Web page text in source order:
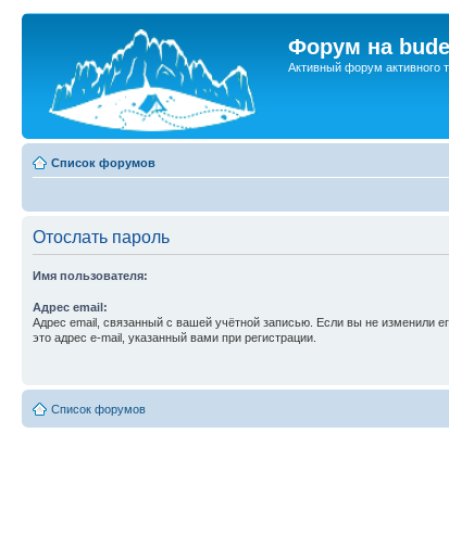
Форум на
Активный форум активного
Список форумов
Отослать пароль
Имя пользователя:
Адрес email:
Адрес email, связанный с вашей учётной записью. Если вы не изменили
это адрес e-mail, указанный вами при регистрации.
Список форумов